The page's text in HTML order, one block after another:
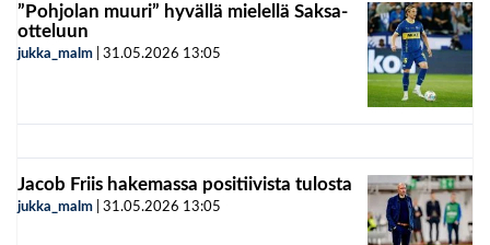
”Pohjolan muuri” hyvällä mielellä Saksa-
otteluun
jukka_malm 31.05.2026 13:05
Jacob Friis hakemassa positiivista tulosta
jukka_malm 31.05.2026 13:05